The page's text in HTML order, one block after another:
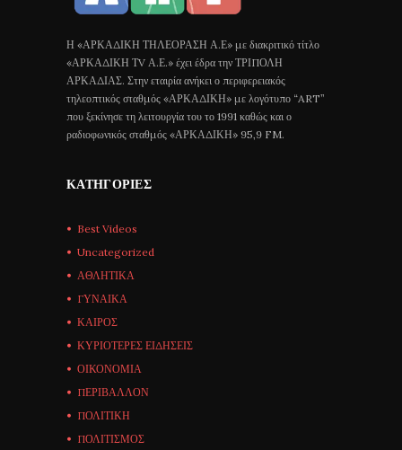
Η «ΑΡΚΑΔΙΚΗ ΤΗΛΕΟΡΑΣΗ Α.Ε» με διακριτικό τίτλο
«ΑΡΚΑΔΙΚΗ ΤV Α.Ε.» έχει έδρα την ΤΡΙΠΟΛΗ
ΑΡΚΑΔΙΑΣ. Στην εταιρία ανήκει ο περιφερειακός
τηλεοπτικός σταθμός «ΑΡΚΑΔΙΚΗ» με λογότυπο “ART”
που ξεκίνησε τη λειτουργία του το 1991 καθώς και ο
ραδιοφωνικός σταθμός «ΑΡΚΑΔΙΚΗ» 95,9 FM.
ΚΑΤΗΓΟΡΊΕΣ
Best Videos
Uncategorized
ΑΘΛΗΤΙΚΑ
ΓΥΝΑΙΚΑ
ΚΑΙΡΟΣ
ΚΥΡΙΟΤΕΡΕΣ ΕΙΔΗΣΕΙΣ
ΟΙΚΟΝΟΜΙΑ
ΠΕΡΙΒΑΛΛΟΝ
ΠΟΛΙΤΙΚΗ
ΠΟΛΙΤΙΣΜΟΣ